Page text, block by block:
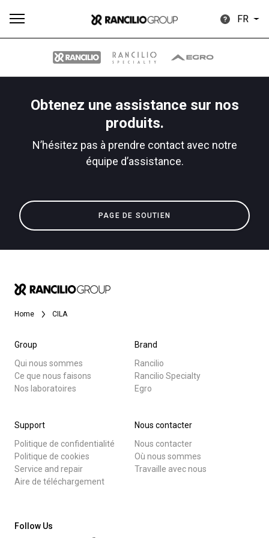
FR
Obtenez une assistance sur nos
produits.
N’hésitez pas à prendre contact avec notre
équipe d’assistance.
PAGE DE SOUTIEN
Home CILA
Group
Qui nous sommes
Ce que nous faisons
Nos laboratoires
Brand
Rancilio
Rancilio Specialty
Egro
Support
Politique de confidentialité
Politique de cookies
Service and repair
Aire de téléchargement
Nous contacter
Nous contacter
Où nous sommes
Travaille avec nous
Follow Us
Toutes
Télécharger
Plus de
Produits Nouvelles
Our brands
News
Histoire
Nos laboratoires
Durabilité
Connect